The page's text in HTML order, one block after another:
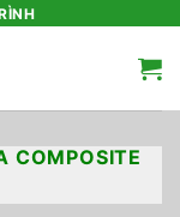
COMPOSITE